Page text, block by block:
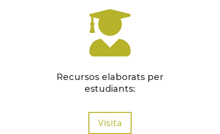

Recursos elaborats per
estudiants:
Visita